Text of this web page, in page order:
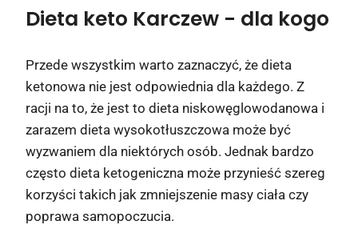
Dieta keto Karczew - dla kogo
Przede wszystkim warto zaznaczyć, że dieta
ketonowa nie jest odpowiednia dla każdego. Z
racji na to, że jest to dieta niskowęglowodanowa i
zarazem dieta wysokotłuszczowa może być
wyzwaniem dla niektórych osób. Jednak bardzo
często dieta ketogeniczna może przynieść szereg
korzyści takich jak zmniejszenie masy ciała czy
poprawa samopoczucia.